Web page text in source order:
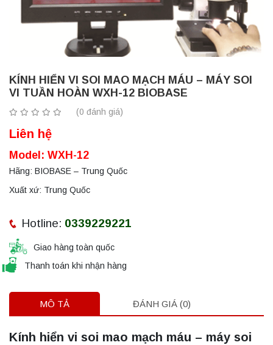
KÍNH HIỂN VI SOI MAO MẠCH MÁU – MÁY SOI
VI TUẦN HOÀN WXH-12 BIOBASE
(0 đánh giá)
Liên hệ
Model: WXH-12
Hãng: BIOBASE – Trung Quốc
Xuất xứ: Trung Quốc
Hotline: 0339229221
Giao hàng toàn quốc
Thanh toán khi nhận hàng
MÔ TẢ ĐÁNH GIÁ (0)
Kính hiển vi soi mao mạch máu – máy soi